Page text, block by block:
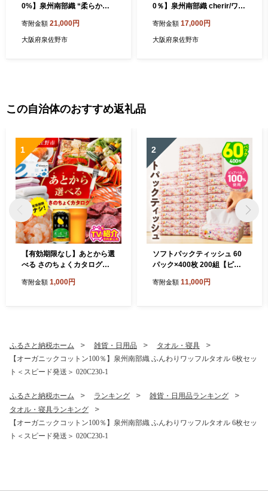
0%】泉州南部織 “柔らかく
＜スピード発送＞ 020C354-
1
寄附金額 21,000円
大阪府泉佐野市
0％】泉州南部織 cherir/ワッ
5B185-1
寄附金額 17,000円
大阪府泉佐野市
この自治体のおすすめ返礼品
1
【有効期限なし】あとから選
べる さのちょくカタログ
佐野市 ふるさとギフト 4000
寄附金額 1,000円
2
ソフトパックティッシュ 60
パック×400枚 200組【ピュ
急上昇 まとめ買い 日用品 常
寄附金額 11,000円
ふるさと納税ホーム 雑貨・日用品
タオル・寝具
【オーガニックコットン100％】泉州南部織 ふんわりワッフルタオル 6枚セッ
ト＜スピード発送＞ 020C230-1
ふるさと納税ホーム ランキング
雑貨・日用品ランキング
タオル・寝具ランキング
【オーガニックコットン100％】泉州南部織 ふんわりワッフルタオル 6枚セッ
ト＜スピード発送＞ 020C230-1